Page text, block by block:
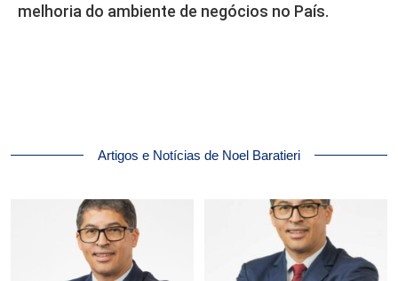
melhoria do ambiente de negócios no País.
Artigos e Notícias de Noel Baratieri